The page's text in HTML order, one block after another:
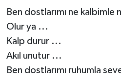
Ben dostlarımı ne kalbimle
Olur ya ...
Kalp durur ...
Akıl unutur ...
Ben dostlarımı ruhumla